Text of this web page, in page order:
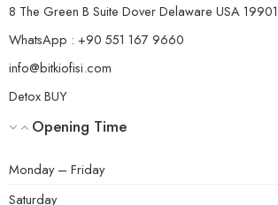
8 The Green B Suite Dover Delaware USA 19901
WhatsApp : +90 551 167 9660
info@bitkiofisi.com
Detox BUY
Opening Time
Monday – Friday
Saturday